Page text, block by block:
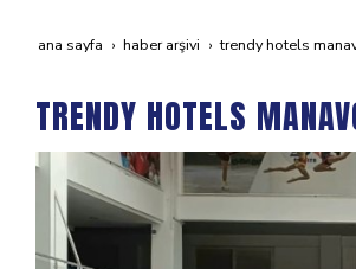
ana sayfa haber arşivi trendy hotels
TRENDY HOTELS